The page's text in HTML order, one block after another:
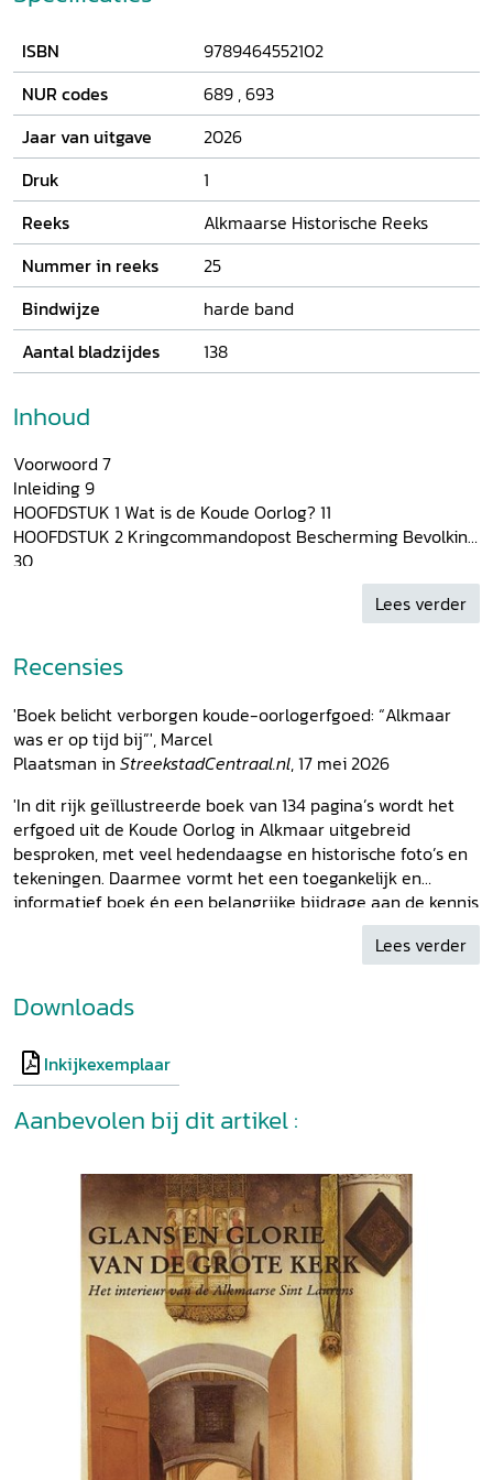
periode waarin de dreiging van vernietiging reëel was – als
ISBN
9789464552102
NUR codes
689 ,693
Jaar van uitgave
2026
Druk
1
Reeks
Alkmaarse Historische Reeks
Nummer in reeks
25
Bindwijze
harde band
Aantal bladzijdes
138
Inhoud
Voorwoord 7
Inleiding 9
HOOFDSTUK 1 Wat is de Koude Oorlog? 11
HOOFDSTUK 2 Kringcommandopost Bescherming Bevolking
30
HOOFDSTUK 3 Openbare schuilplaats in parkeergarage De
HOOFDSTUK 5 Luchtwachtcentrum Alkmaar 75
HOOFDSTUK 6 Nucleair Chemisch Onderkomen van de PTT
90
HOOFDSTUK 7 Bedrijfsschuilplaats en kluis van De
Nederlandsche Bank 105
HOOFDSTUK 8 Waterkeringen met een functie in
oorlogstijd 117
HOOFDSTUK 9 Nawoord: de cultuurhistorische waarde van
dit erfgoed 126
Dankwoord 129
Bronnen 130
Lees verder
Recensies
'Boek belicht verborgen koude-oorlogerfgoed: “Alkmaar
was er op tijd bij”', Marcel
Plaatsman in StreekstadCentraal.nl, 17 mei 2026
'In dit rijk geïllustreerde boek van 134 pagina’s wordt het
erfgoed uit de Koude Oorlog in Alkmaar uitgebreid
besproken, met veel hedendaagse en historische foto’s en
tekeningen. Daarmee vormt het een toegankelijk en
informatief boek én een belangrijke bijdrage aan de kennis
over dit erfgoed, zowel regionaal als landelijk.' -
Lees verder
Downloads
Inkijkexemplaar
Aanbevolen bij dit artikel :